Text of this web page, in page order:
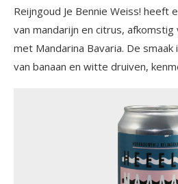
Reijngoud Je Bennie Weiss! heeft
van mandarijn en citrus,
met Mandarina Bavaria. De
van banaan en witte druiven,
mandarijntoon van de hop. Het
licht troebel. De afdronk is